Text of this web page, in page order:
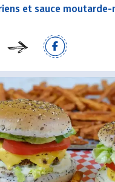
et sauce moutarde-